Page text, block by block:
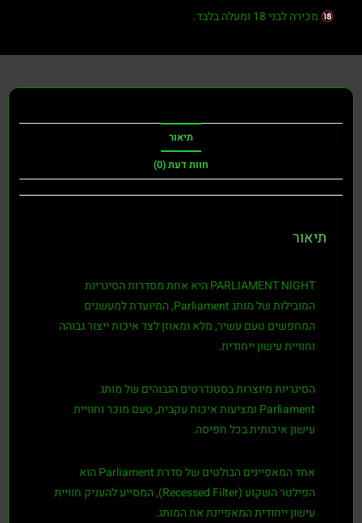
מכירה לבני 18 ומעלה בלבד.
תיאור
חוות דעת (0)
תיאור
PARLIAMENT NIGHTהיא אחת מסדרות הסיגריות
המובילות של מותגParliament, המיועדת למעשנים
המחפשים טעם עשיר, מלא ומאוזן לצד איכות ייצור גבוהה
וחוויית עישון ייחודית.
הסיגריות מיוצרות בסטנדרטים הגבוהים של מותג
Parliamentומציעות איכות עקבית, טעם מוכר וחוויית
עישון איכותית בכל חפיסה.
אחד המאפיינים הבולטים של סדרתParliamentהוא
הפילטר השקוע (Recessed Filter), המסייע להעניק חוויית
עישון ייחודית המאפיינת את המותג.